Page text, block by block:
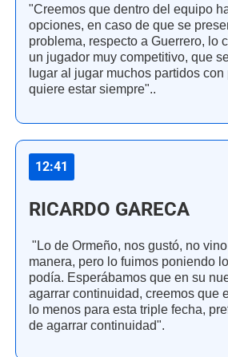
"Creemos que dentro del equipo
opciones, en caso de que se
problema, respecto a Guerrero, lo
un jugador muy competitivo, que
lugar al jugar muchos partidos
quiere estar siempre"..
12:41
RICARDO GARECA
"Lo de Ormeño, nos gustó, no
manera, pero lo fuimos poniendo
podía. Esperábamos que en su
agarrar continuidad, creemos que
lo menos para esta triple fecha,
de agarrar continuidad".